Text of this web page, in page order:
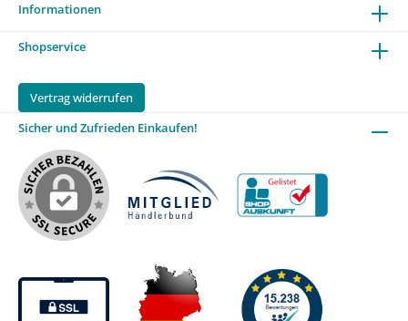
Informationen
Shopservice
Vertrag widerrufen
Sicher und Zufrieden Einkaufen!